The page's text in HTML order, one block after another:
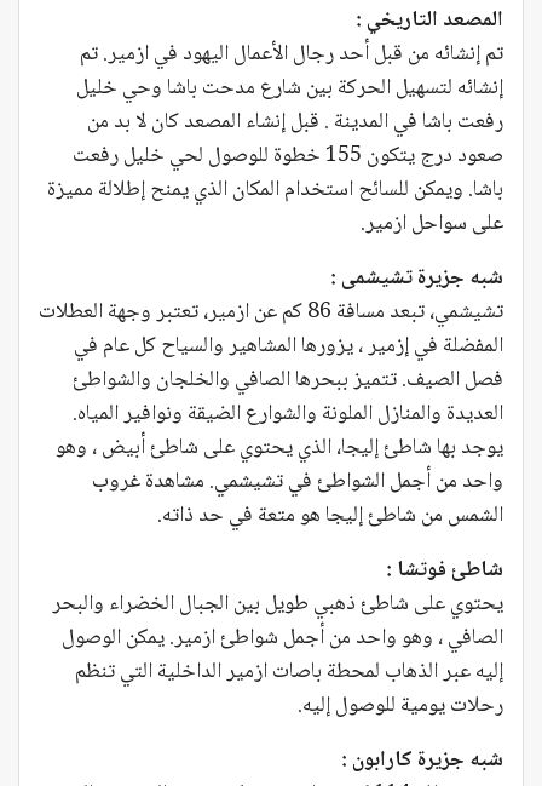
المصعد التاريخي :
تم إنشائه من قبل أحد رجال الأعمال اليهود في ازمير. تم
إنشائه لتسهيل الحركة بين شارع مدحت باشا وحي خليل
رفعت باشا في المدينة . قبل إنشاء المصعد كان لا بد من
صعود درج يتكون 155 خطوة للوصول لحي خليل رفعت
باشا. ويمكن للسائح استخدام المكان الذي يمنح إطلالة مميزة
على سواحل ازمير.
شبه جزيرة تشيشمى :
تشيشمي، تبعد مسافة 86 كم عن ازمير، تعتبر وجهة العطلات
المفضلة في إزمير ، يزورها المشاهير والسياح كل عام في
فصل الصيف. تتميز ببحرها الصافي والخلجان والشواطئ
العديدة والمنازل الملونة والشوارع الضيقة ونوافير المياه.
يوجد بها شاطئ إليجا، الذي يحتوي على شاطئ أبيض ، وهو
واحد من أجمل الشواطئ في تشيشمي. مشاهدة غروب
الشمس من شاطئ إليجا هو متعة في حد ذاته.
شاطئ فوتشا :
يحتوي على شاطئ ذهبي طويل بين الجبال الخضراء والبحر
الصافي ، وهو واحد من أجمل شواطئ ازمير. يمكن الوصول
إليه عبر الذهاب لمحطة باصات ازمير الداخلية التي تنظم
رحلات يومية للوصول إليه.
شبه جزيرة كارابون :